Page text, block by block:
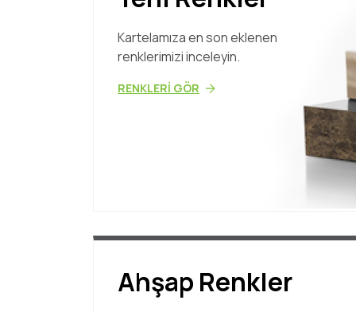
Kartelamıza en son eklenen
renklerimizi inceleyin.
RENKLERİ GÖR
Ahşap Renkler